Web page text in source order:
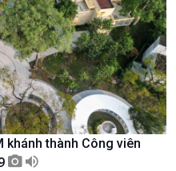
Nam
khánh thành Công viên